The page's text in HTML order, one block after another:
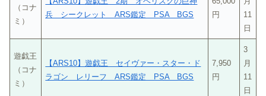
（コナ
ミ）
兵 シークレット ARS鑑定 PSA BGS
円
11
日
遊戯王
（コナ
ミ）
【ARS10】遊戯王 セイヴァー・スター・ド
ラゴン レリーフ ARS鑑定 PSA BGS
7,950
円
3
月
11
日